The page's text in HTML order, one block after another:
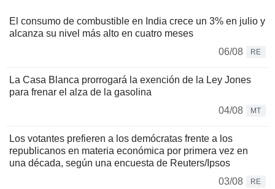
El consumo de combustible en India crece un 3% en julio y
alcanza su nivel más alto en cuatro meses
06/08
RE
La Casa Blanca prorrogará la exención de la Ley Jones
para frenar el alza de la gasolina
04/08
MT
Los votantes prefieren a los demócratas frente a los
republicanos en materia económica por primera vez en
una década, según una encuesta de Reuters/Ipsos
03/08
RE